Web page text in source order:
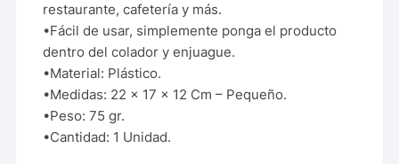
restaurante, cafetería y más.
•Fácil de usar, simplemente ponga el producto
dentro del colador y enjuague.
•Material: Plástico.
•Medidas: 22 x 17 x 12 Cm – Pequeño.
•Peso: 75 gr.
•Cantidad: 1 Unidad.